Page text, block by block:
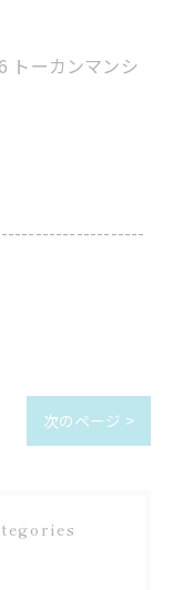
トーカンマンシ
次のページ >